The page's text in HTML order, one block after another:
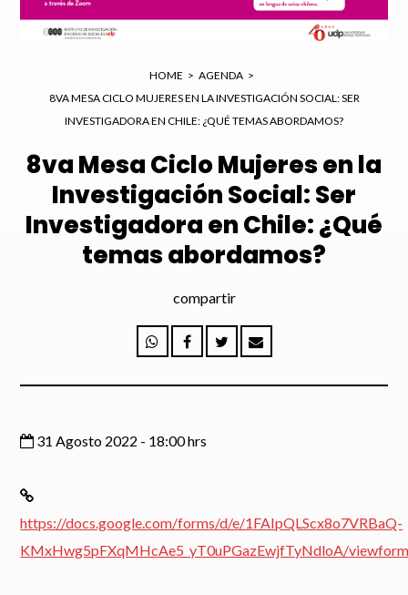
Pregunta
Enviar
HOME > AGENDA >
8VA MESA CICLO MUJERES EN LA INVESTIGACIÓN SOCIAL: SER
INVESTIGADORA EN CHILE: ¿QUÉ TEMAS ABORDAMOS?
8va Mesa Ciclo Mujeres en la
Investigación Social: Ser
Investigadora en Chile: ¿Qué
temas abordamos?
compartir
31 Agosto 2022 - 18:00 hrs
https://docs.google.com/forms/d/e/1FAIpQLScx8o7VRBaQ-
KMxHwg5pFXqMHcAe5_yT0uPGazEwjfTyNdloA/